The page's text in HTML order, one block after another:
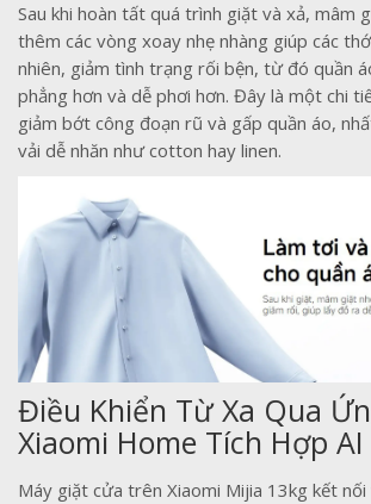
Sau khi hoàn tất quá trình giặt và xả, mâm
thêm các vòng xoay nhẹ nhàng giúp các
nhiên, giảm tình trạng rối bện, từ đó quần
phẳng hơn và dễ phơi hơn. Đây là một chi
giảm bớt công đoạn rũ và gấp quần áo,
vải dễ nhăn như cotton hay linen.
Điều Khiển Từ Xa Qua
Xiaomi Home Tích Hợp AI
Máy giặt cửa trên Xiaomi Mijia 13kg kết